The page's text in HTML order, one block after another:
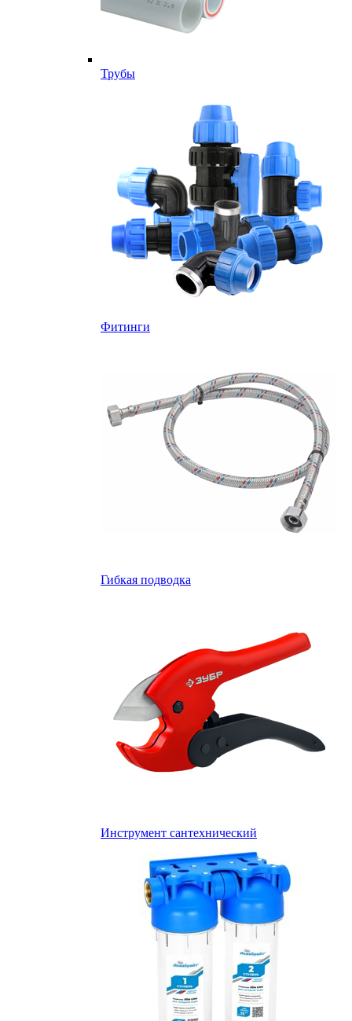
Трубы
Фитинги
Гибкая подводка
Инструмент сантехнический